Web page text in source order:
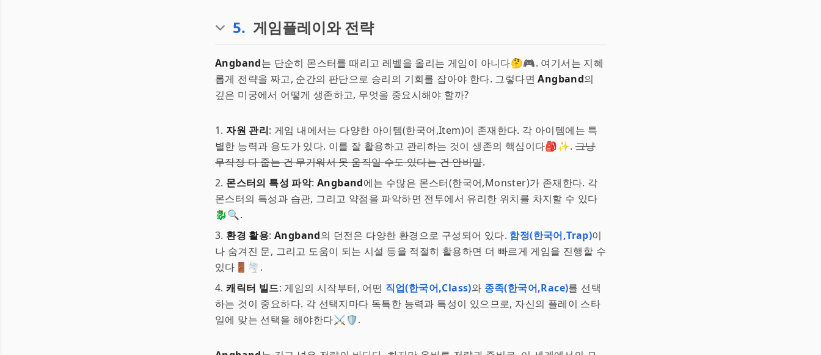
5. 게임플레이와 전략
Angband는 단순히 몬스터를 때리고 레벨을 올리는 게임이 아니다🤔🎮. 여기서는 지혜
롭게 전략을 짜고, 순간의 판단으로 승리의 기회를 잡아야 한다. 그렇다면Angband의
깊은 미궁에서 어떻게 생존하고, 무엇을 중요시해야 할까?
1.자원 관리: 게임 내에서는 다양한 아이템(한국어,Item)이 존재한다. 각 아이템에는 특
별한 능력과 용도가 있다. 이를 잘 활용하고 관리하는 것이 생존의 핵심이다🎒✨. 그냥
무작정 다 줍는 건 무거워서 못 움직일 수도 있다는 건 안비밀.
2. 몬스터의 특성 파악:Angband에는 수많은 몬스터(한국어,Monster)가 존재한다. 각
몬스터의 특성과 습관, 그리고 약점을 파악하면 전투에서 유리한 위치를 차지할 수 있다
🐉🔍.
3. 환경 활용:Angband의 던전은 다양한 환경으로 구성되어 있다. 함정(한국어,Trap)이
나 숨겨진 문, 그리고 도움이 되는 시설 등을 적절히 활용하면 더 빠르게 게임을 진행할 수
있다🚪🌪.
4.캐릭터 빌드: 게임의 시작부터, 어떤 직업(한국어,Class)와 종족(한국어,Race)를 선택
하는 것이 중요하다. 각 선택지마다 독특한 능력과 특성이 있으므로, 자신의 플레이 스타
일에 맞는 선택을 해야한다⚔️🛡️.